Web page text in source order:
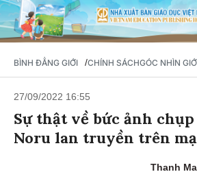
BÌNH ĐẲNG GIỚI /CHÍNH SÁCHGÓC NHÌN
27/09/2022 16:55
Sự thật về bức ảnh chụp
Noru lan truyền trên
Thanh